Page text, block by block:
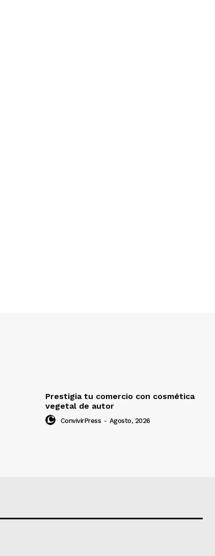
Prestigia tu comercio con cosmética
vegetal de autor
ConvivirPress - Agosto, 2026